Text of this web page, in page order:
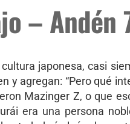
– Andén
japonesa, casi
y agregan: “Pero qué
Mazinger Z, o que
era una persona